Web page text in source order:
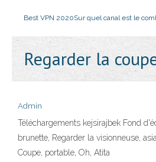
Best VPN 2020Sur quel canal est le
Regarder la
Admin
Téléchargements kejsirajbek Fond
brunette, Regarder la visionneuse,
Coupe, portable, Oh, Atita